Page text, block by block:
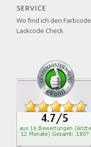
SERVICE
Wo find ich den Farbcode
Lackcode Check